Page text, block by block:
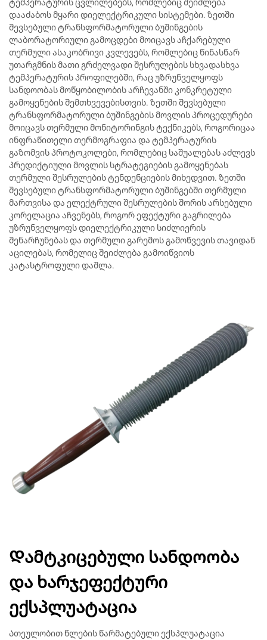
ტემპერატურის ცვლილებებს, რომლებიც შეიძლება
დააძაბოს მყარი დიელექტრიკული სისტემები. ზეთში
შევსებული ტრანსფორმატორული ბუშინგების
ლაბორატორიული გამოცდები მოიცავს აჩქარებული
თერმული ასაკობრივი კვლევებს, რომლებიც წინასწარ
უთარგმნის მათი გრძელვადი შესრულების სხვადასხვა
ტემპერატურის პროფილებში, რაც უზრუნველყოფს
სანდოობას მოწყობილობის არჩევანში კონკრეტული
გამოყენების შემთხვევებისთვის. ზეთში შევსებული
ტრანსფორმატორული ბუშინგების მოვლის პროცედურები
მოიცავს თერმული მონიტორინგის ტექნიკებს, როგორიცაა
ინფრაწითელი თერმოგრაფია და ტემპერატურის
გაზომვის პროტოკოლები, რომლებიც საშუალებას აძლევს
პრედიქტიული მოვლის სტრატეგიების გამოყენებას
თერმული შესრულების ტენდენციების მიხედვით. ზეთში
შევსებული ტრანსფორმატორული ბუშინგებში თერმული
მართვისა და ელექტრული შესრულების შორის არსებული
კორელაცია აჩვენებს, როგორ ეფექტური გაგრილება
უზრუნველყოფს დიელექტრიკული სიძლიერის
შენარჩუნებას და თერმული გარემოს გამოწვევის თავიდან
აცილებას, რომელიც შეიძლება გამოიწვიოს
კატასტროფული დაშლა.
Დამტკიცებული სანდოობა
და ხარჯეფექტური
ექსპლუატაცია
Ათეულობით წლების წარმატებული ექსპლუატაცია